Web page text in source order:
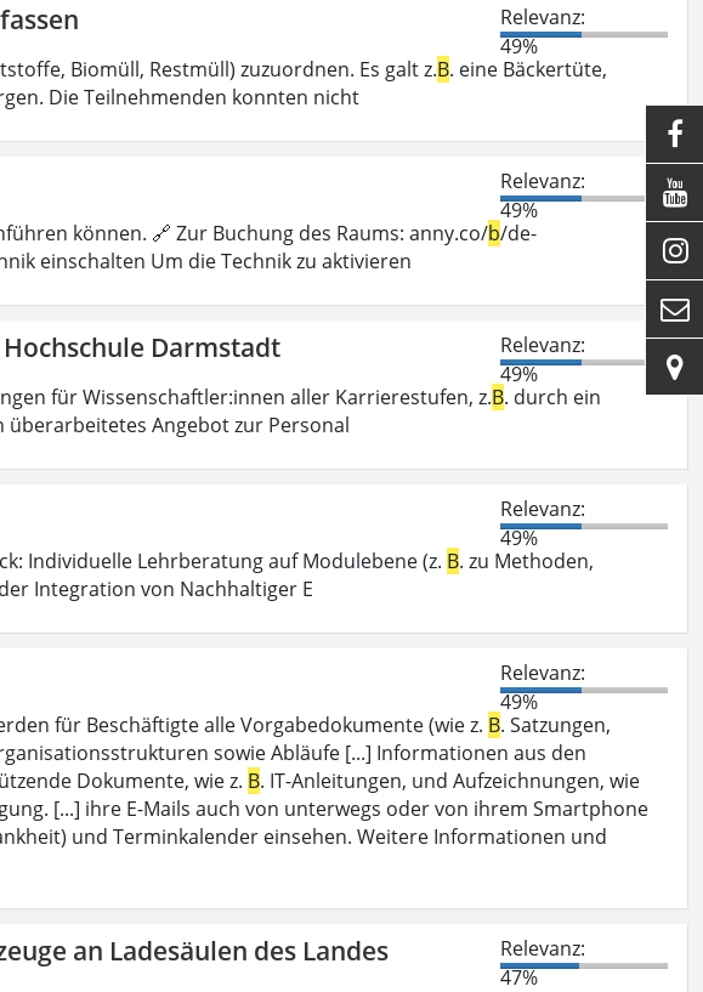
Relevanz:
49%
Biomüll, Restmüll) zuzuordnen. Es galt z.B. eine Bäckertüte,
Die Teilnehmenden konnten nicht
Relevanz:
49%
können. 🔗 Zur Buchung des Raums: anny.co/b/de-
einschalten Um die Technik zu aktivieren
Darmstadt
Relevanz:
49%
für Wissenschaftler:innen aller Karrierestufen, z.B. durch ein
Angebot zur Personal
Relevanz:
49%
Individuelle Lehrberatung auf Modulebene (z. B. zu Methoden,
Integration von Nachhaltiger E
Relevanz:
49%
für Beschäftigte alle Vorgabedokumente (wie z. B. Satzungen,
sowie Abläufe [...] Informationen aus den
Dokumente, wie z. B. IT-Anleitungen, und Aufzeichnungen, wie
[...] ihre E-Mails auch von unterwegs oder von ihrem Smartphone
und Terminkalender einsehen. Weitere Informationen und
an Ladesäulen des Landes
Relevanz:
47%




